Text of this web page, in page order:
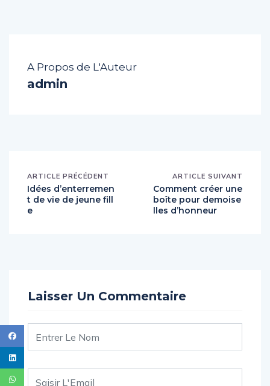
A Propos de L'Auteur
admin
ARTICLE PRÉCÉDENT
Idées d’enterremen
t de vie de jeune fill
e
ARTICLE SUIVANT
Comment créer une
boîte pour demoise
lles d’honneur
Laisser Un Commentaire